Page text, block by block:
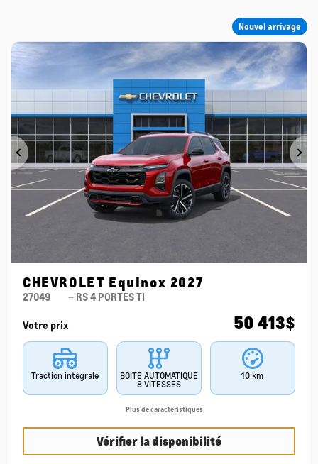
Nouvel arrivage
Précédent
CHEVROLET Equinox 2027
27049 – RS 4 PORTES TI
Votre prix 50 413$
Traction intégrale
BOITE AUTOMATIQUE
8 VITESSES
10 km
Plus de caractéristiques
Vérifier la disponibilité